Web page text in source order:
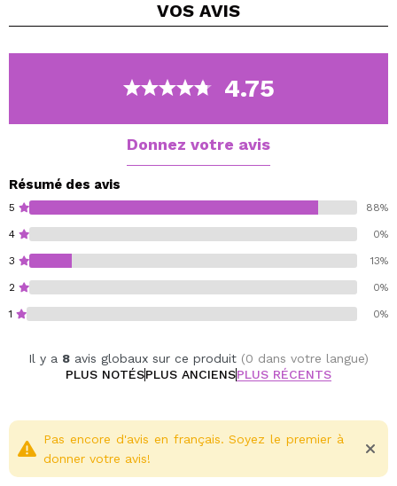
hydratants, il procure une action lissante.
peau, améliorant son apparence.
Hydrate et répare la peau, la protégeant des
agressions extérieures et atténuant les signes du
Sa texture est agréable et non collante.
Appliquer quotidiennement sur une peau parfaitement
propre.
VOS AVIS
4.75
Donnez votre avis
Résumé des avis
5 88%
4 0%
3 13%
2 0%
1 0%
Il y a 8 avis globaux sur ce produit (0 dans votre langue)
PLUS NOTÉSPLUS ANCIENSPLUS RÉCENTS
Pas encore d'avis en français. Soyez le premier à
donner votre avis!